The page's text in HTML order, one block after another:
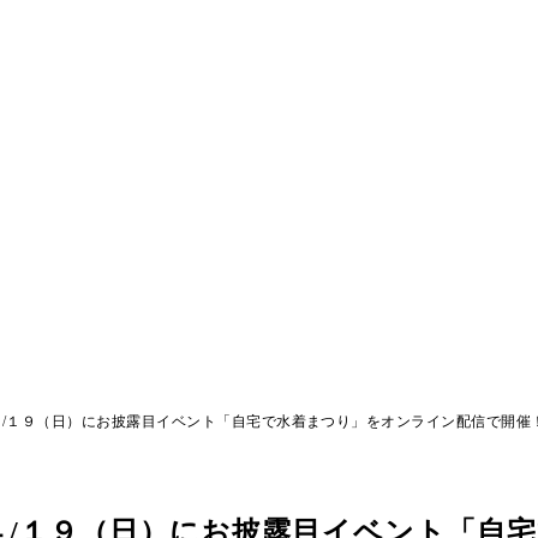
９（日）にお披露目イベント「自宅で水着まつり」をオンライン配信で開催！
９（日）にお披露目イベント「自